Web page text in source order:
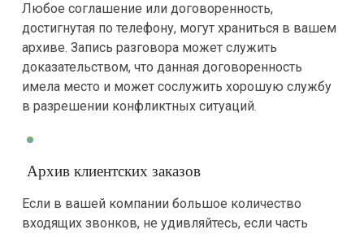
Любое соглашение или договоренность,
достигнутая по телефону, могут храниться в вашем
архиве. Запись разговора может служить
доказательством, что данная договоренность
имела место и может сослужить хорошую службу
в разрешении конфликтных ситуаций.
Архив клиентских заказов
Если в вашей компании большое количество
входящих звонков, не удивляйтесь, если часть